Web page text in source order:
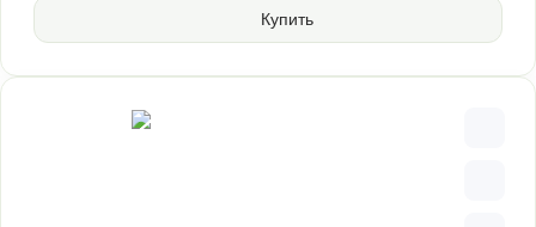
Купить